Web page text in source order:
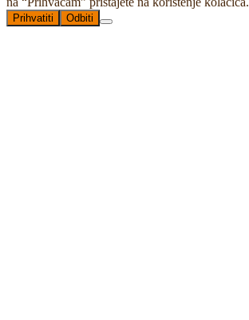
Prihvatiti Odbiti